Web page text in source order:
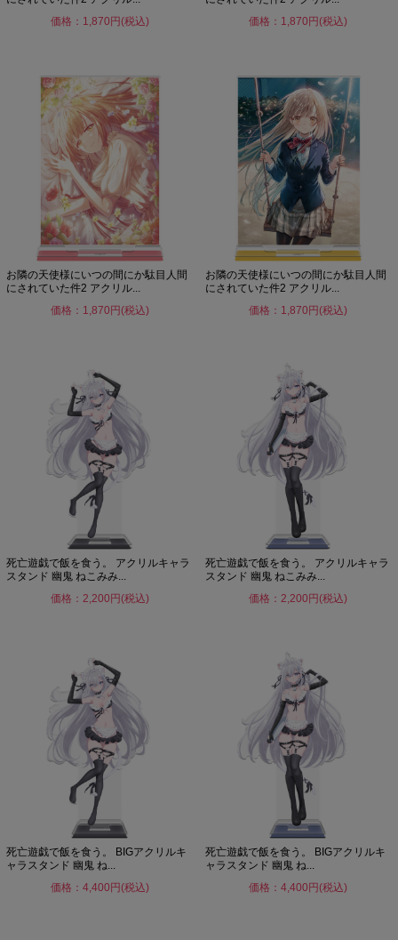
価格：1,870円(税込)
価格：1,870円(税込)
お隣の天使様にいつの間にか駄目人間
にされていた件2 アクリル...
価格：1,870円(税込)
お隣の天使様にいつの間にか駄目人間
にされていた件2 アクリル...
価格：1,870円(税込)
死亡遊戯で飯を食う。 アクリルキャラ
スタンド 幽鬼 ねこみみ...
価格：2,200円(税込)
死亡遊戯で飯を食う。 アクリルキャラ
スタンド 幽鬼 ねこみみ...
価格：2,200円(税込)
死亡遊戯で飯を食う。 BIGアクリルキ
ャラスタンド 幽鬼 ね...
価格：4,400円(税込)
死亡遊戯で飯を食う。 BIGアクリルキ
ャラスタンド 幽鬼 ね...
価格：4,400円(税込)